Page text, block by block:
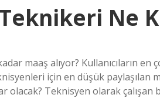
Ne
maaş alıyor? Kullanıcıların en
için en düşük paylaşılan
olacak? Teknisyen olarak